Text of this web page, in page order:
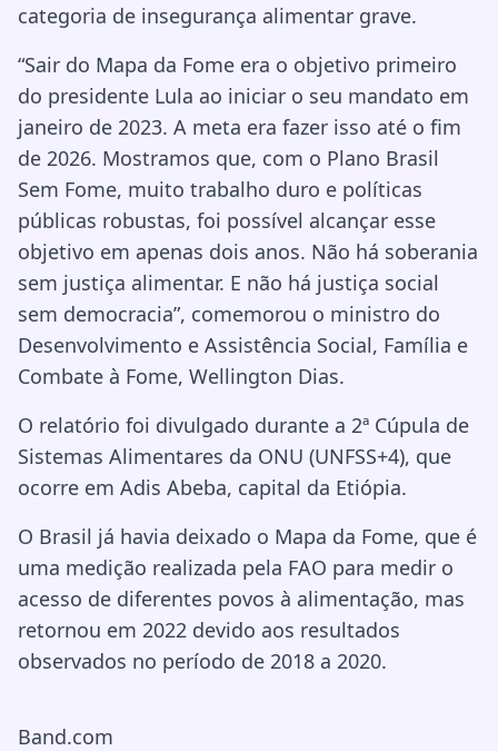
categoria de insegurança alimentar grave.
“Sair do Mapa da Fome era o objetivo primeiro
do presidente Lula ao iniciar o seu mandato em
janeiro de 2023. A meta era fazer isso até o fim
de 2026. Mostramos que, com o Plano Brasil
Sem Fome, muito trabalho duro e políticas
públicas robustas, foi possível alcançar esse
objetivo em apenas dois anos. Não há soberania
sem justiça alimentar. E não há justiça social
sem democracia”, comemorou o ministro do
Desenvolvimento e Assistência Social, Família e
Combate à Fome, Wellington Dias.
O relatório foi divulgado durante a 2ª Cúpula de
Sistemas Alimentares da ONU (UNFSS+4), que
ocorre em Adis Abeba, capital da Etiópia.
O Brasil já havia deixado o Mapa da Fome, que é
uma medição realizada pela FAO para medir o
acesso de diferentes povos à alimentação, mas
retornou em 2022 devido aos resultados
observados no período de 2018 a 2020.
Band.com